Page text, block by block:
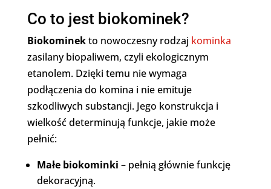
Co to jest biokominek?
Biokominekto nowoczesny rodzaj kominka
zasilany biopaliwem, czyli ekologicznym
etanolem. Dzięki temu nie wymaga
podłączenia do komina i nie emituje
szkodliwych substancji. Jego konstrukcja i
wielkość determinują funkcje, jakie może
pełnić:
Małe biokominki – pełnią głównie funkcję
dekoracyjną.